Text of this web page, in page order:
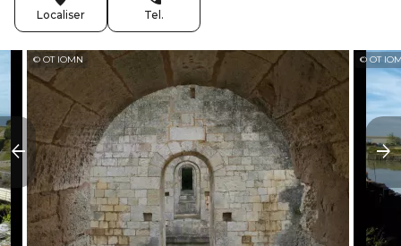
Localiser Tel.
© OT IOMN © OT